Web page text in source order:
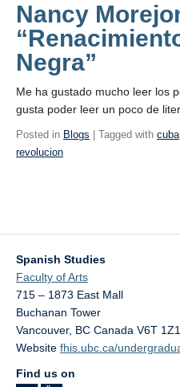
Nancy
Negra”
Me ha gustado mucho leer los
gusta poder leer un poco de
Posted in Blogs | Tagged with cuba
revolucion
Spanish Studies
Faculty of Arts
715 – 1873 East Mall
Buchanan Tower
Vancouver, BC Canada V6T 1Z1
Website fhis.ubc.ca/
Find us on